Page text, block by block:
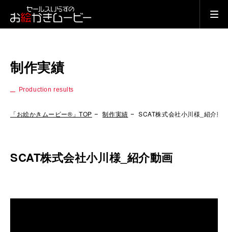
制作実績
Production results
「お絵かきムービー®」TOP 制作実績 SCAT株式会社小川様_紹介動
SCAT株式会社小川様_紹介動画